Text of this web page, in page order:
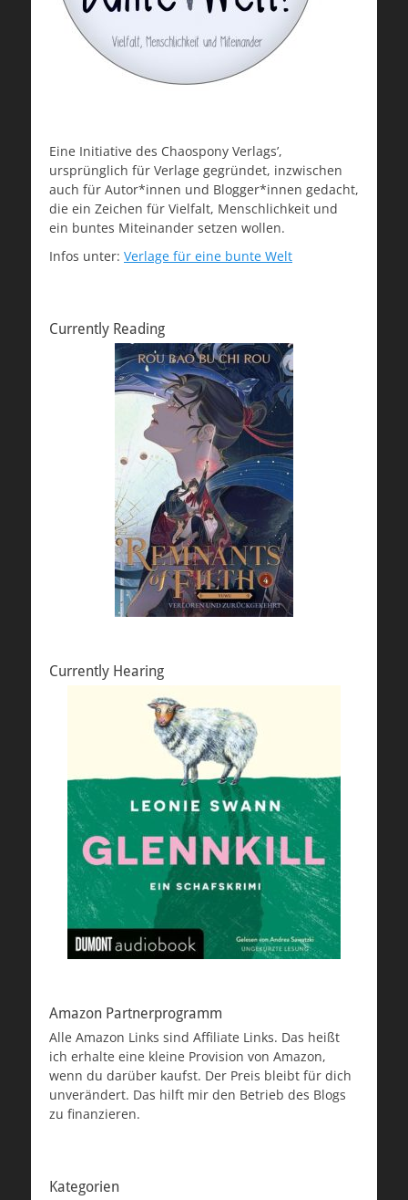
Eine Initiative des Chaospony Verlags’,
ursprünglich für Verlage gegründet, inzwischen
auch für Autor*innen und Blogger*innen gedacht,
die ein Zeichen für Vielfalt, Menschlichkeit und
ein buntes Miteinander setzen wollen.
Infos unter: Verlage für eine bunte Welt
Currently Reading
Currently Hearing
Amazon Partnerprogramm
Alle Amazon Links sind Affiliate Links. Das heißt
ich erhalte eine kleine Provision von Amazon,
wenn du darüber kaufst. Der Preis bleibt für dich
unverändert. Das hilft mir den Betrieb des Blogs
zu finanzieren.
Kategorien